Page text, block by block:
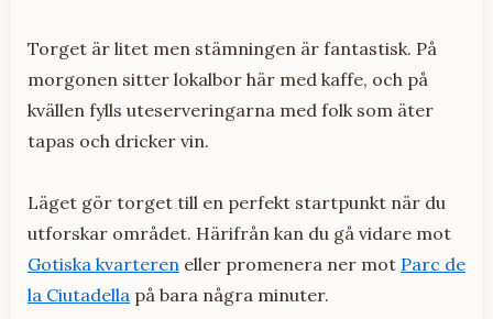
Torget är litet men stämningen är fantastisk. På
morgonen sitter lokalbor här med kaffe, och på
kvällen fylls uteserveringarna med folk som äter
tapas och dricker vin.
Läget gör torget till en perfekt startpunkt när du
utforskar området. Härifrån kan du gå vidare mot
Gotiska kvarteren eller promenera ner mot Parc de
la Ciutadella på bara några minuter.